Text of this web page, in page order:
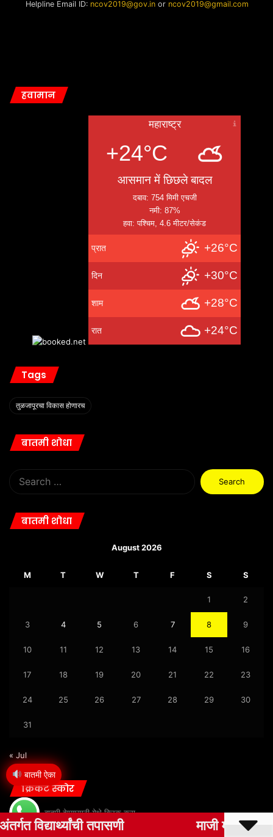
बातमी ऐका
हवामान
महाराष्ट्र
+24°C
आसमान में छिछले बादल
दबाव: 754 मिमी एचजी
नमी: 87%
हवा: पश्चिम, 4.6 मीटर/सेकंड
प्रात +26°C
दिन +30°C
शाम +28°C
रात +24°C
Tags
तुळजापूरचा विकास होणारच
बातमी शोधा
Search
for:
बातमी शोधा
August 2026
M T W T F S S
1 2
3 4 5 6 7 8 9
10 11 12 13 14 15 16
17 18 19 20 21 22 23
24 25 26 27 28 29 30
31
« Jul
क्रिकेट स्कोर
बातमी देण्यासाठी येथे क्लिक करा
माजी मंत्री मधुकरराव चव्हाण यांच्या